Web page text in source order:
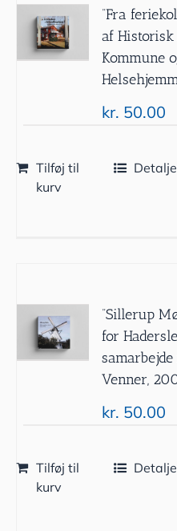
”Fra
af
Kommune
kr. 50.00
Tilføj til
kurv
”Sillerup
for
Venner,
kr. 50.00
Tilføj til
kurv